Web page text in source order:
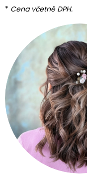
* Cena včetně DPH.